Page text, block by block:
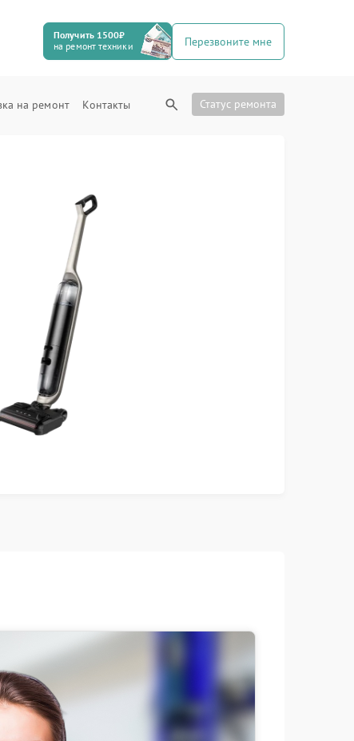
Получить 1500₽
на ремонт техники
Перезвоните мне
на ремонт Контакты Статус ремонта